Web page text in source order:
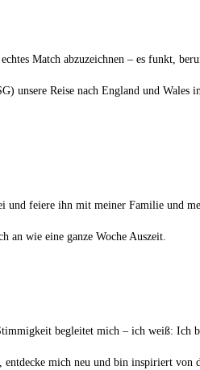
Match abzuzeichnen – es funkt,
unsere Reise nach England und
feiere ihn mit meiner Familie und
an wie eine ganze Woche Auszeit.
begleitet mich – ich weiß: Ich
mich neu und bin inspiriert